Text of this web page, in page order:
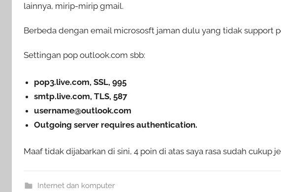
lainnya, mirip-mirip gmail.
Berbeda dengan email micrososft jaman dulu yang tidak support
Settingan pop outlook.com sbb:
pop3.live.com, SSL, 995
smtp.live.com, TLS, 587
username@outlook.com
Outgoing server requires authentication.
Maaf tidak dijabarkan di sini, 4 poin di atas saya rasa sudah cukup
Internet dan komputer